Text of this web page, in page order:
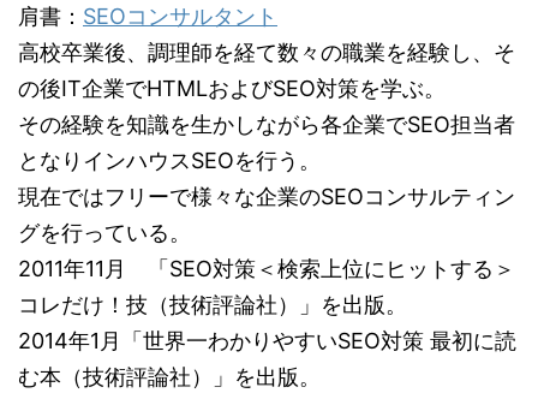
肩書： SEOコンサルタント
高校卒業後、調理師を経て数々の職業を経験し、そ
の後IT企業でHTMLおよびSEO対策を学ぶ。
その経験を知識を生かしながら各企業でSEO担当者
となりインハウスSEOを行う。
現在ではフリーで様々な企業のSEOコンサルティン
グを行っている。
2011年11月 「SEO対策＜検索上位にヒットする＞
コレだけ！技（技術評論社）」を出版。
2014年1月「世界一わかりやすいSEO対策 最初に読
む本（技術評論社）」を出版。